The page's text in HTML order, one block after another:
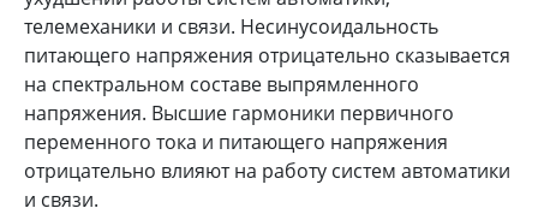
телемеханики и связи. Несинусоидальность
питающего напряжения отрицательно сказывается
на спектральном составе выпрямленного
напряжения. Высшие гармоники первичного
переменного тока и питающего напряжения
отрицательно влияют на работу систем автоматики
и связи.